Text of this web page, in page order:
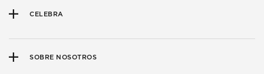
CELEBRA
SOBRE NOSOTROS